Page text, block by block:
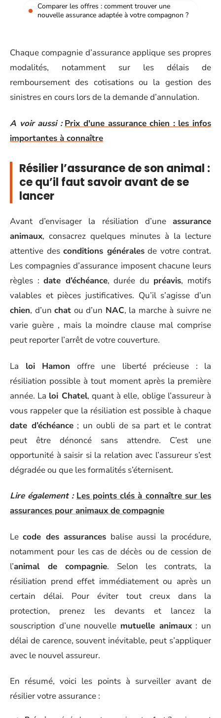
Comparer les offres : comment trouver une
nouvelle assurance adaptée à votre compagnon ?
Chaque compagnie d’assurance applique ses propres
modalités, notamment sur les délais de
remboursement des cotisations ou la gestion des
sinistres en cours lors de la demande d’annulation.
A voir aussi : Prix d'une assurance chien : les infos
importantes à connaître
Résilier l’assurance de son animal :
ce qu’il faut savoir avant de se
lancer
Avant d’envisager la résiliation d’une assurance
animaux, consacrez quelques minutes à la lecture
attentive des conditions généralesde votre contrat.
Les compagnies d’assurance imposent chacune leurs
règles :date d’échéance, durée du préavis, motifs
valables et pièces justificatives. Qu’il s’agisse d’un
chien, d’un chat ou d’un NAC, la marche à suivre ne
varie guère , mais la moindre clause mal comprise
peut reporter l’arrêt de votre couverture.
La loi Hamon offre une liberté précieuse : la
résiliation possible à tout moment après la première
année. La loi Chatel, quant à elle, oblige l’assureur à
vous rappeler que la résiliation est possible à chaque
date d’échéance; un oubli de sa part et le contrat
peut être dénoncé sans attendre. C’est une
opportunité à saisir si la relation avec l’assureur s’est
dégradée ou que les formalités s’éternisent.
Lire également : Les points clés à connaître sur les
assurances pour animaux de compagnie
Lecode des assurances balise aussi la procédure,
notamment pour les cas de décès ou de cession de
l’animal de compagnie. Selon les contrats, la
résiliation prend effet immédiatement ou après un
certain délai. Pour éviter tout creux dans la
protection, prenez les devants et lancez la
souscription d’une nouvelle mutuelle animaux: un
délai de carence, souvent inévitable, peut s’appliquer
avec le nouvel assureur.
En résumé, voici les points à surveiller avant de
résilier votre assurance :